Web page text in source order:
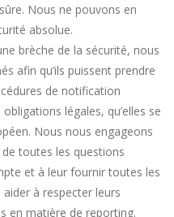
Nous ne pouvons en
absolue.
brèche de la sécurité, nous
afin qu’ils puissent prendre
de notification
légales, qu’elles se
Nous nous engageons
toutes les questions
et à leur fournir toutes les
à respecter leurs
en matière de reporting.